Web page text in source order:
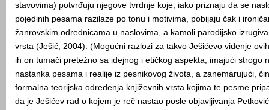
stavovima) potvrđuju njegove tvrdnje koje, iako priznaju da se
pojedinih pesama razilaze po tonu i motivima, pobijaju čak i
žanrovskim odrednicama u naslovima, a kamoli parodijsko
vrsta (Ješić, 2004). (Mogućni razlozi za takvo Ješićevo viđenje
ih on tumači pretežno sa idejnog i etičkog aspekta, imajući strogo
nastanka pesama i realije iz pesnikovog života, a zanemarujući,
formalna teorijska određenja književnih vrsta kojima te pesme
da je Ješićev rad o kojem je reč nastao posle objavljivanja